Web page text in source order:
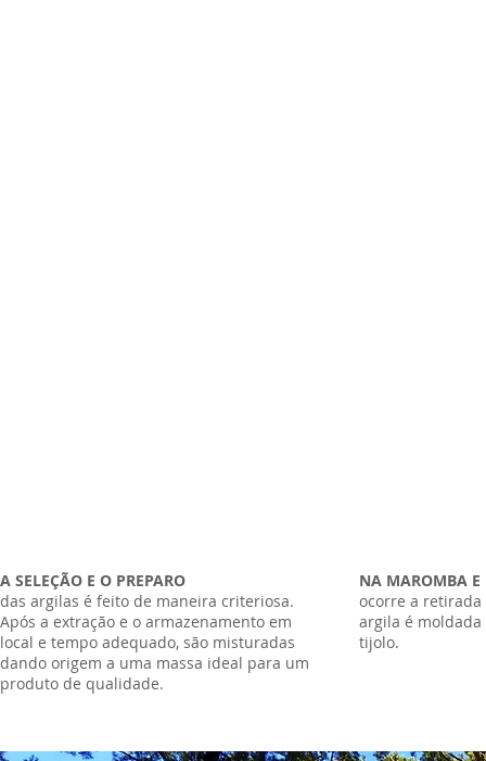
A SELEÇÃO E O PREPARO
das argilas é feito de maneira criteriosa.
Após a extração e o armazenamento em
local e tempo adequado, são misturadas
dando origem a uma massa ideal para um
produto de qualidade.
NA MAROMBA E
ocorre a retirada
argila é
tijolo.